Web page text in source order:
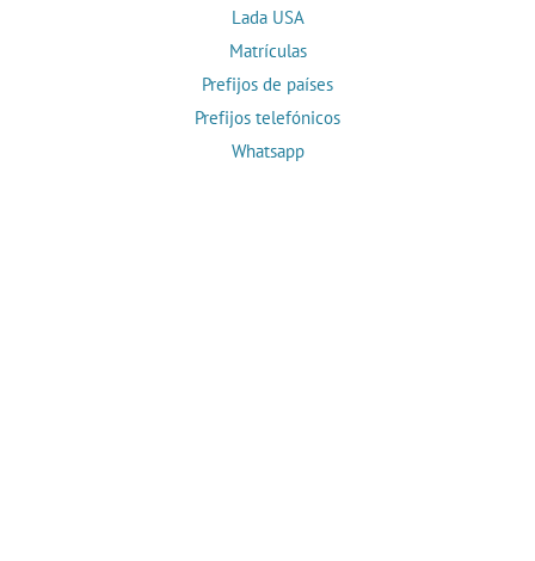
Lada USA
Matrículas
Prefijos de países
Prefijos telefónicos
Whatsapp